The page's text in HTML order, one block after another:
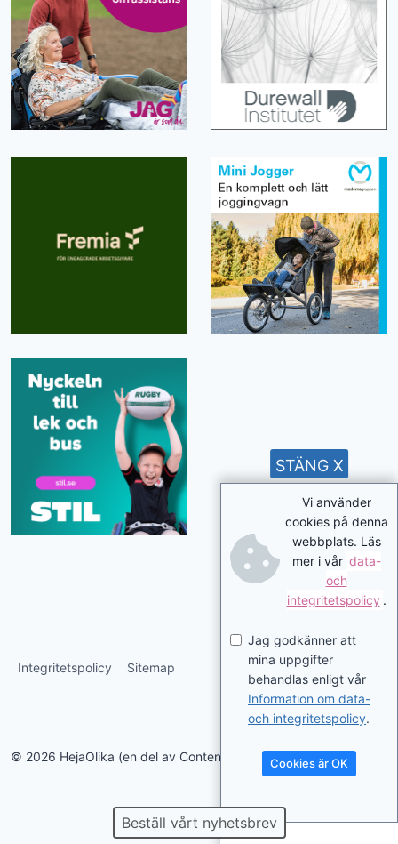
Integritetspolicy Sitemap
© 2026 HejaOlika (en del av Contentverkstan.se)
Beställ vårt nyhetsbrev
Vi använder
cookies på denna
webbplats. Läs
mer i vår data-
och
integritetspolicy .
Jag godkänner att
mina uppgifter
behandlas enligt vår
Information om data-
och integritetspolicy.
Cookies är OK
STÄNG X